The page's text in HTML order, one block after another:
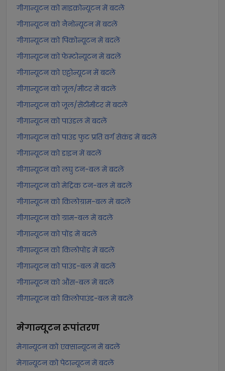
गीगान्यूटन को माइक्रोन्यूटन में बदलें
गीगान्यूटन को नैनोन्यूटन में बदलें
गीगान्यूटन को पिकोन्यूटन में बदलें
गीगान्यूटन को फेम्टोन्यूटन में बदलें
गीगान्यूटन को एट्टोन्यूटन में बदलें
गीगान्यूटन को जूल/मीटर में बदलें
गीगान्यूटन को जूल/सेंटीमीटर में बदलें
गीगान्यूटन को पाउंडल में बदलें
गीगान्यूटन को पाउंड फुट प्रति वर्ग सेकंड में बदलें
गीगान्यूटन को डाइन में बदलें
गीगान्यूटन को लघु टन-बल में बदलें
गीगान्यूटन को मेट्रिक टन-बल में बदलें
गीगान्यूटन को किलोग्राम-बल में बदलें
गीगान्यूटन को ग्राम-बल में बदलें
गीगान्यूटन को पोंड में बदलें
गीगान्यूटन को किलोपोंड में बदलें
गीगान्यूटन को पाउंड-बल में बदलें
गीगान्यूटन को औंस-बल में बदलें
गीगान्यूटन को किलोपाउंड-बल में बदलें
मेगान्यूटनरूपांतरण
मेगान्यूटन को एक्सान्यूटन में बदलें
मेगान्यूटन को पेटान्यूटन में बदलें